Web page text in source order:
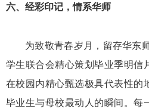
六、 经彩印记，情系华师
为致敬青春岁月，留存华东
学生联合会精心策划毕业季明信
在校园内精心甄选极具代表性的
毕业生与母校最动人的瞬间。每